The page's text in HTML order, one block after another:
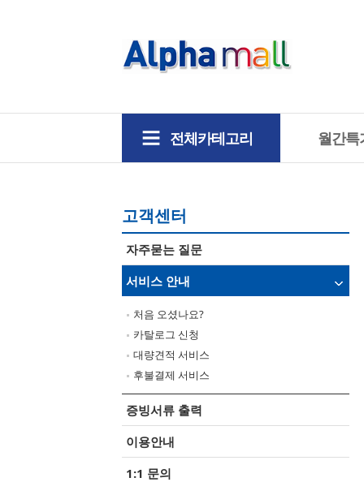
전체카테고리 월간특
컨텐츠 영역
고객센터
자주묻는 질문
서비스 안내
처음 오셨나요?
카탈로그 신청
대량견적 서비스
후불결제 서비스
증빙서류 출력
이용안내
1:1 문의